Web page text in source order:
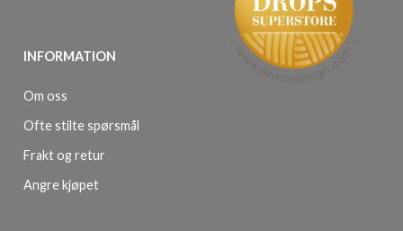
INFORMATION
Om oss
Ofte stilte spørsmål
Frakt og retur
Angre kjøpet